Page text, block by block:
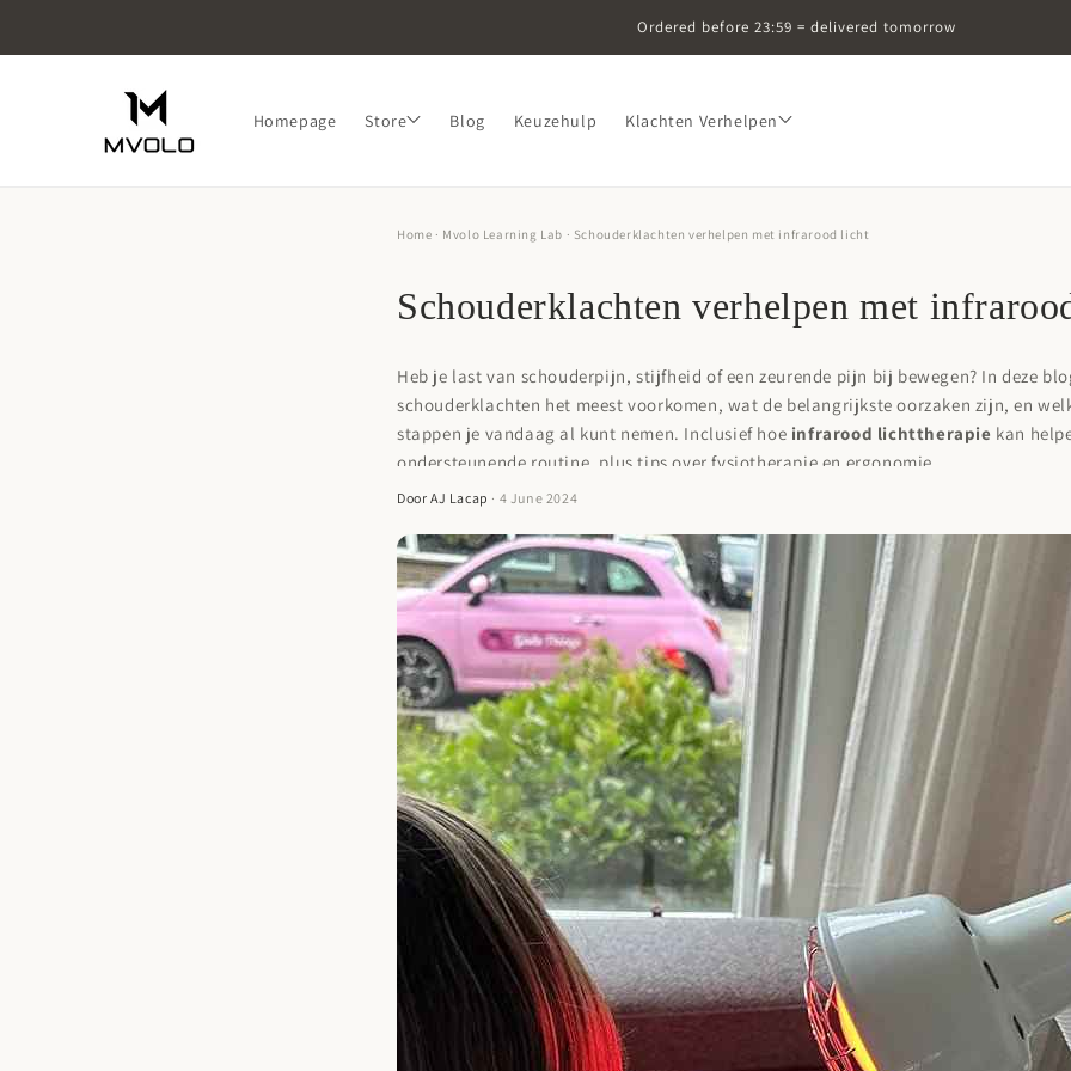
Ordered before 23:59 = delivered tomorrow
Homepage Store Blog Keuzehulp Klachten Verhelpen
Home · Mvolo Learning Lab · Schouderklachten verhelpen met infrarood licht
Schouderklachten verhelpen met
Heb je last van schouderpijn, stijfheid of een zeurende pijn bij bewegen? In deze
schouderklachten het meest voorkomen, wat de belangrijkste oorzaken zijn, en
stappen je vandaag al kunt nemen. Inclusief hoe infrarood lichttherapie kan
ondersteunende routine, plus tips over fysiotherapie en ergonomie.
Door AJ Lacap · 4 June 2024